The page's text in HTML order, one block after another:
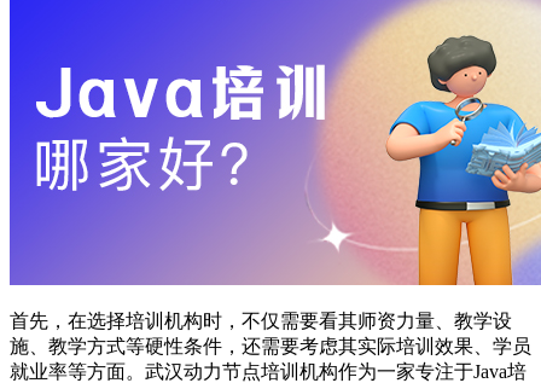
首先，在选择培训机构时，不仅需要看其师资力量、教学设
施、教学方式等硬性条件，还需要考虑其实际培训效果、学员
就业率等方面。武汉动力节点培训机构作为一家专注于Java培